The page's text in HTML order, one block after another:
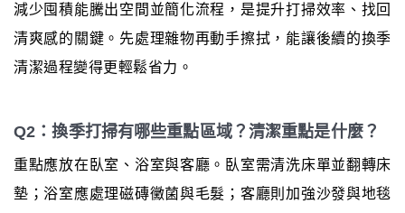
減少囤積能騰出空間並簡化流程，是提升打掃效率、找回
清爽感的關鍵。先處理雜物再動手擦拭，能讓後續的換季
清潔過程變得更輕鬆省力。
Q2：換季打掃有哪些重點區域？清潔重點是什麼？
重點應放在臥室、浴室與客廳。臥室需清洗床單並翻轉床
墊；浴室應處理磁磚黴菌與毛髮；客廳則加強沙發與地毯